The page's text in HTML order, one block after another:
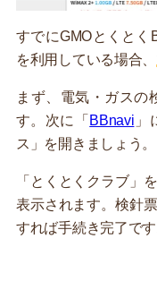
すでにGMOとくとく
を利用している場合、
まず、電気・ガスの
す。次に「 BBnavi 」
ス」を開きましょう。
「とくとくクラブ」
表示されます。検針
すれば手続き完了です